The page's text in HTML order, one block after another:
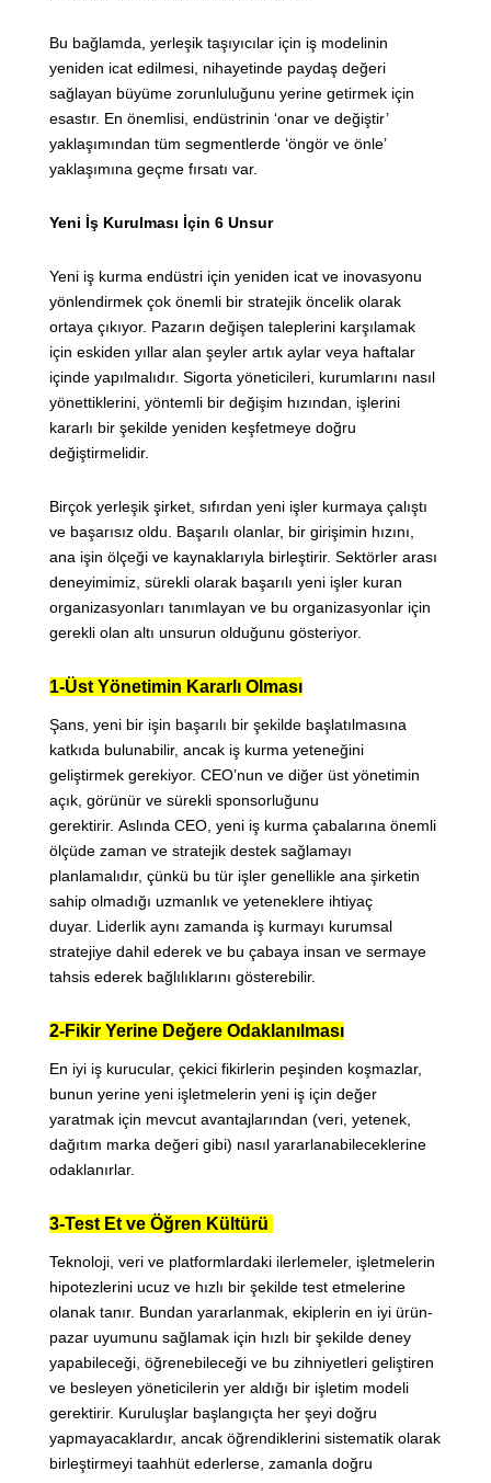
Bu bağlamda, yerleşik taşıyıcılar için iş modelinin
yeniden icat edilmesi, nihayetinde paydaş değeri
sağlayan büyüme zorunluluğunu yerine getirmek için
esastır. En önemlisi, endüstrinin ‘onar ve değiştir’
yaklaşımından tüm segmentlerde ‘öngör ve önle’
yaklaşımına geçme fırsatı var.
Yeni İş Kurulması İçin 6 Unsur
Yeni iş kurma endüstri için yeniden icat ve inovasyonu
yönlendirmek çok önemli bir stratejik öncelik olarak
ortaya çıkıyor. Pazarın değişen taleplerini karşılamak
için eskiden yıllar alan şeyler artık aylar veya haftalar
içinde yapılmalıdır. Sigorta yöneticileri, kurumlarını nasıl
yönettiklerini, yöntemli bir değişim hızından, işlerini
kararlı bir şekilde yeniden keşfetmeye doğru
değiştirmelidir.
Birçok yerleşik şirket, sıfırdan yeni işler kurmaya çalıştı
ve başarısız oldu. Başarılı olanlar, bir girişimin hızını,
ana işin ölçeği ve kaynaklarıyla birleştirir. Sektörler arası
deneyimimiz, sürekli olarak başarılı yeni işler kuran
organizasyonları tanımlayan ve bu organizasyonlar için
gerekli olan altı unsurun olduğunu gösteriyor.
1-Üst Yönetimin Kararlı Olması
Şans, yeni bir işin başarılı bir şekilde başlatılmasına
katkıda bulunabilir, ancak iş kurma yeteneğini
geliştirmek gerekiyor. CEO’nun ve diğer üst yönetimin
açık, görünür ve sürekli sponsorluğunu
gerektirir. Aslında CEO, yeni iş kurma çabalarına önemli
ölçüde zaman ve stratejik destek sağlamayı
planlamalıdır, çünkü bu tür işler genellikle ana şirketin
sahip olmadığı uzmanlık ve yeteneklere ihtiyaç
duyar. Liderlik aynı zamanda iş kurmayı kurumsal
stratejiye dahil ederek ve bu çabaya insan ve sermaye
tahsis ederek bağlılıklarını gösterebilir.
2-Fikir Yerine Değere Odaklanılması
En iyi iş kurucular, çekici fikirlerin peşinden koşmazlar,
bunun yerine yeni işletmelerin yeni iş için değer
yaratmak için mevcut avantajlarından (veri, yetenek,
dağıtım marka değeri gibi) nasıl yararlanabileceklerine
odaklanırlar.
3-Test Et ve Öğren Kültürü
Teknoloji, veri ve platformlardaki ilerlemeler, işletmelerin
hipotezlerini ucuz ve hızlı bir şekilde test etmelerine
olanak tanır. Bundan yararlanmak, ekiplerin en iyi ürün-
pazar uyumunu sağlamak için hızlı bir şekilde deney
yapabileceği, öğrenebileceği ve bu zihniyetleri geliştiren
ve besleyen yöneticilerin yer aldığı bir işletim modeli
gerektirir. Kuruluşlar başlangıçta her şeyi doğru
yapmayacaklardır, ancak öğrendiklerini sistematik olarak
birleştirmeyi taahhüt ederlerse, zamanla doğru